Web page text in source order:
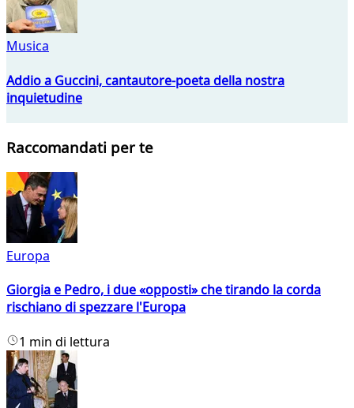
Musica
Addio a Guccini, cantautore-poeta della nostra
inquietudine
Raccomandati per te
Europa
Giorgia e Pedro, i due «opposti» che tirando la corda
rischiano di spezzare l'Europa
1 min di lettura